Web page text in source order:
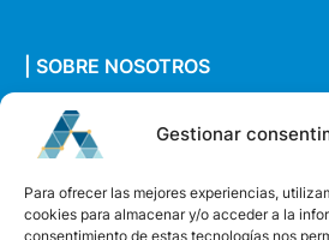
Gestionar
Para ofrecer las mejores experiencias,
cookies para almacenar y/o acceder a la
consentimiento de estas tecnologías nos
| SOBRE NOSOTROS
Quiénes somos
Envíanos un mensaje